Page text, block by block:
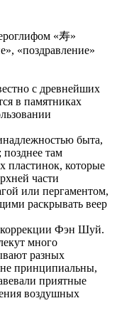
«寿»
«поздравление»
с древнейших
в памятниках
быта,
там
пластинок, которые
части
или пергаментом,
раскрывать веер
коррекции Фэн Шуй.
много
разных
не принципиальны,
приятные
воздушных